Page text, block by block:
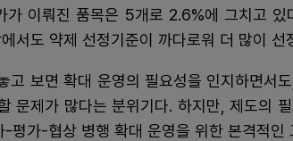
가 이뤄진 품목은 5개로 2.6%에 그치고
서도 약제 선정기준이 까다로워 더 많이 선
고 보면 확대 운영의 필요성을 인지하면서
문제가 많다는 분위기다. 하지만, 제도의
평가-협상 병행 확대 운영을 위한 본격적인